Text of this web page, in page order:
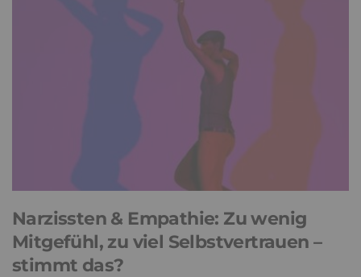
Narzissten & Empathie: Zu wenig
Mitgefühl, zu viel Selbstvertrauen –
stimmt das?